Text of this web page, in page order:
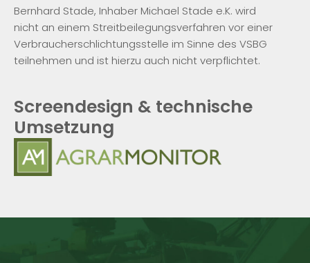
Bernhard Stade, Inhaber Michael Stade e.K. wird
nicht an einem Streitbeilegungsverfahren vor einer
Verbraucherschlichtungsstelle im Sinne des VSBG
teilnehmen und ist hierzu auch nicht verpflichtet.
Screendesign & technische
Umsetzung